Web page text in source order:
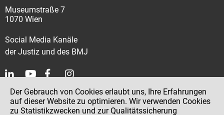
Museumstraße 7
1070 Wien
Social Media Kanäle
der Justiz und des BMJ
Kontakt
Impressum
Der Gebrauch von Cookies erlaubt uns, Ihre Erfahrungen
auf dieser Website zu optimieren. Wir verwenden Cookies
zu Statistikzwecken und zur Qualitätssicherung